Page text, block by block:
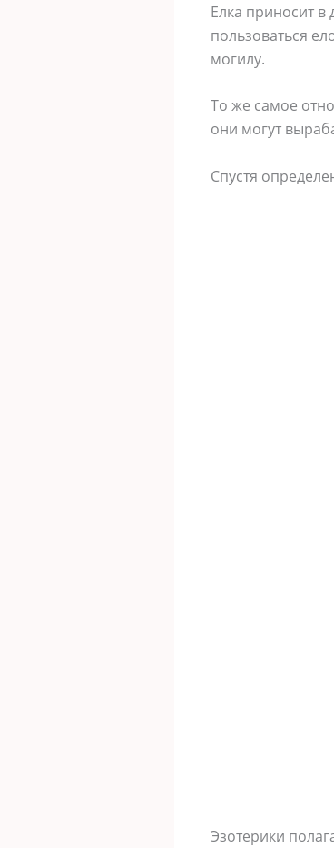
Елка приносит
пользоваться
могилу.
То же самое
они могут
Спустя
Эзотерики